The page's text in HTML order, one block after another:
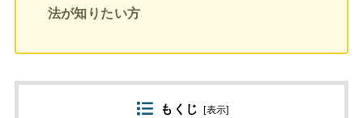
法が知りたい方
もくじ [表示]